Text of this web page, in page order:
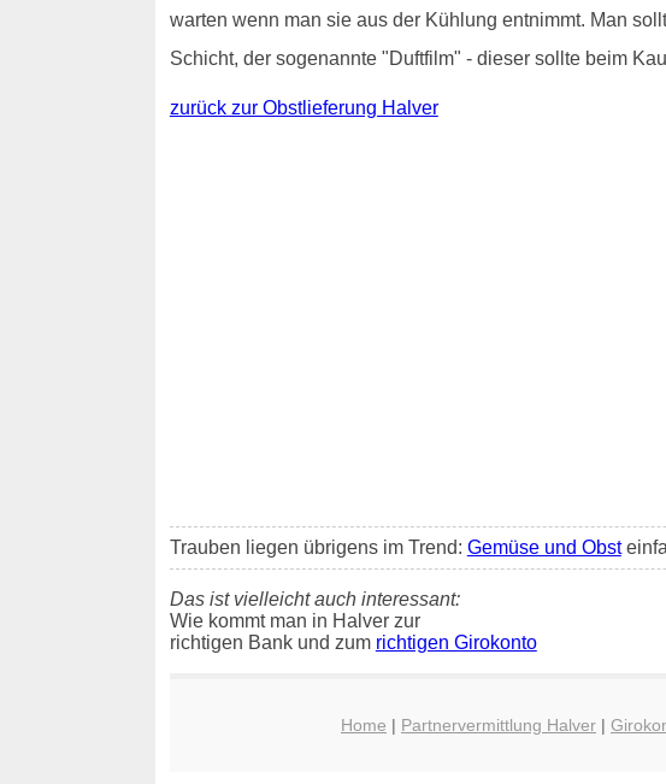
warten wenn man sie aus der Kühlung entnimmt. Man
Schicht, der sogenannte "Duftfilm" - dieser sollte beim
zurück zur Obstlieferung Halver
Trauben liegen übrigens im Trend: Gemüse und Obst
Das ist vielleicht auch interessant:
Wie kommt man in Halver zur
richtigen Bank und zum richtigen Girokonto
Home | Partnervermittlung Halver|